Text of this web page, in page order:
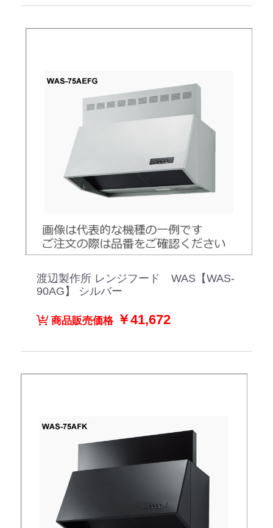
渡辺製作所 レンジフード WAS【WAS-
90AG】 シルバー
商品販売価格￥41,672